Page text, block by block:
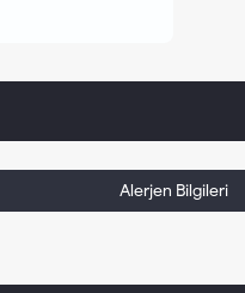
Alerjen Bilgileri